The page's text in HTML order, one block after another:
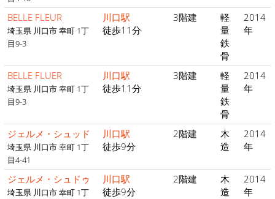
BELLE FLEUR
埼玉県 川口市 幸町 1丁
目9-3
川口駅
徒歩11分
3階建
軽
量
鉄
骨
2014
年
BELLE FLUER
埼玉県 川口市 幸町 1丁
目9-3
川口駅
徒歩11分
3階建
軽
量
鉄
骨
2014
年
ジェルメ・シュッド
埼玉県 川口市 幸町 1丁
目4-41
川口駅
徒歩9分
2階建
木
造
2014
年
ジェルメ・シュドゥ
埼玉県 川口市 幸町 1丁
川口駅
徒歩9分
2階建
木
造
2014
年